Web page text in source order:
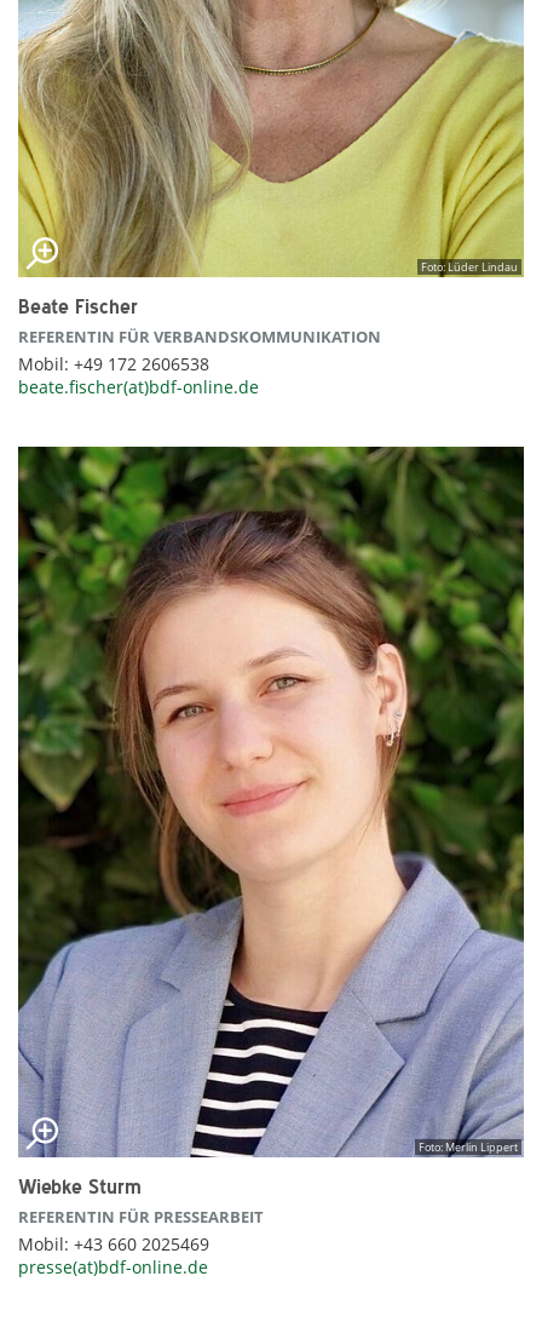
Foto: Lüder Lindau
Beate Fischer
REFERENTIN FÜR VERBANDSKOMMUNIKATION
Mobil: +49 172 2606538
beate.fischer(at)bdf-online.de
Foto: Merlin Lippert
Wiebke Sturm
REFERENTIN FÜR PRESSEARBEIT
Mobil: +43 660 2025469
presse(at)bdf-online.de